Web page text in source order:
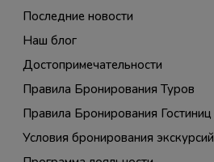
Последние новости
Наш блог
Достопримечательности
Правила Бронирования Туров
Правила Бронирования Гостиниц
Условия бронирования экскурсий